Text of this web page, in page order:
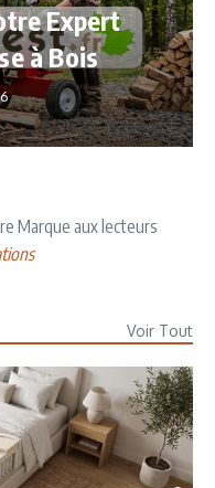
Expert
à Bois
Marque aux lecteurs
Voir Tout